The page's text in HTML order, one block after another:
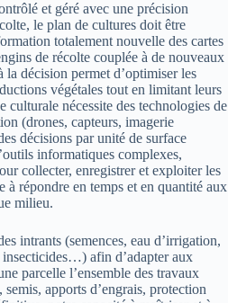
et géré avec une précision
le plan de cultures doit être
totalement nouvelle des cartes
de récolte couplée à de nouveaux
la décision permet d’optimiser les
végétales tout en limitant leurs
culturale nécessite des technologies de
(drones, capteurs, imagerie
décisions par unité de surface
informatiques complexes,
collecter, enregistrer et exploiter les
à répondre en temps et en quantité aux
milieu.
intrants (semences, eau d’irrigation,
afin d’adapter aux
parcelle l’ensemble des travaux
apports d’engrais, protection